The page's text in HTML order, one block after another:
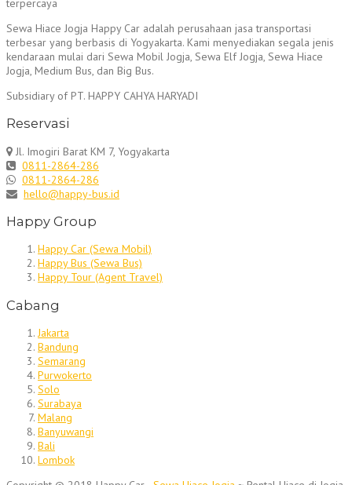
Sewa Hiace Jogja Happy Car adalah perusahaan jasa transportasi
terbesar yang berbasis di Yogyakarta. Kami menyediakan segala jenis
kendaraan mulai dari Sewa Mobil Jogja, Sewa Elf Jogja, Sewa Hiace
Jogja, Medium Bus, dan Big Bus.
Subsidiary of PT. HAPPY CAHYA HARYADI
Reservasi
Jl. Imogiri Barat KM 7, Yogyakarta
0811-2864-286
0811-2864-286
hello@happy-bus.id
Happy Group
Happy Car (Sewa Mobil)
Happy Bus (Sewa Bus)
Happy Tour (Agent Travel)
Cabang
Jakarta
Bandung
Semarang
Purwokerto
Solo
Surabaya
Malang
Banyuwangi
Bali
Lombok